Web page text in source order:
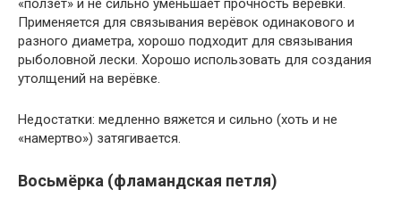
«ползёт» и не сильно уменьшает прочность верёвки.
Применяется для связывания верёвок одинакового и
разного диаметра, хорошо подходит для связывания
рыболовной лески. Хорошо использовать для создания
утолщений на верёвке.
Недостатки: медленно вяжется и сильно (хоть и не
«намертво») затягивается.
Восьмёрка (фламандская петля)